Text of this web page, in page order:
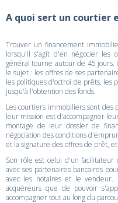
A quoi sert un courtier
Trouver un financement
lorsqu'il s'agit d'en négocier les
général tourne autour de 45
le sujet : les offres de ses
les politiques d'octroi de prêts, les
jusqu'à l'obtention des fonds.
Les courtiers immobiliers sont
leur mission est d'accompagner
montage de leur dossier de
négociation des conditions
et la signature des offres de prêt,
Son rôle est celui d'un
avec ses partenaires bancaires
avec les notaires et le
acquéreurs que de pouvoir
accompagner tout au long du